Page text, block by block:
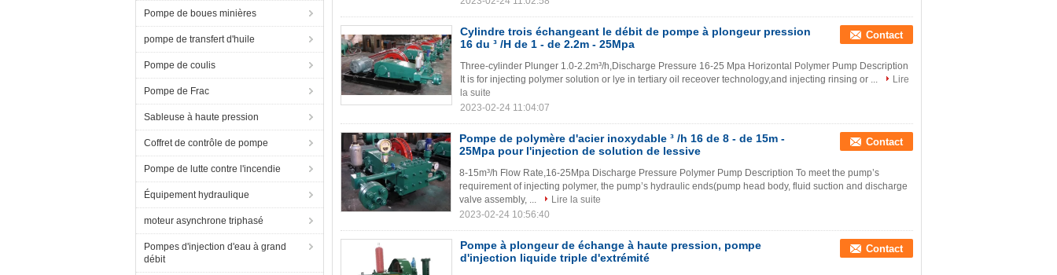
Pompe de boues minières
pompe de transfert d'huile
Pompe de coulis
Pompe de Frac
Sableuse à haute pression
Coffret de contrôle de pompe
Pompe de lutte contre l'incendie
Équipement hydraulique
moteur asynchrone triphasé
Pompes d'injection d'eau à grand
débit
Cylindre trois échangeant le débit de pompe à plongeur pression
16 du ³ /H de 1 - de 2.2m - 25Mpa
Contact
Three-cylinder Plunger 1.0-2.2m³/h,Discharge Pressure 16-25 Mpa Horizontal Polymer Pump Description
It is for injecting polymer solution or lye in tertiary oil receover technology,and injecting rinsing or ...
Lire
la suite
2023-02-24 11:04:07
Pompe de polymère d'acier inoxydable ³ /h 16 de 8 - de 15m -
25Mpa pour l'injection de solution de lessive
Contact
8-15m³/h Flow Rate,16-25Mpa Discharge Pressure Polymer Pump Description To meet the pump’s
requirement of injecting polymer, the pump’s hydraulic ends(pump head body, fluid suction and discharge
valve assembly, ...
Lire la suite
2023-02-24 10:56:40
Pompe à plongeur de échange à haute pression, pompe
d'injection liquide triple d'extrémité
Contact